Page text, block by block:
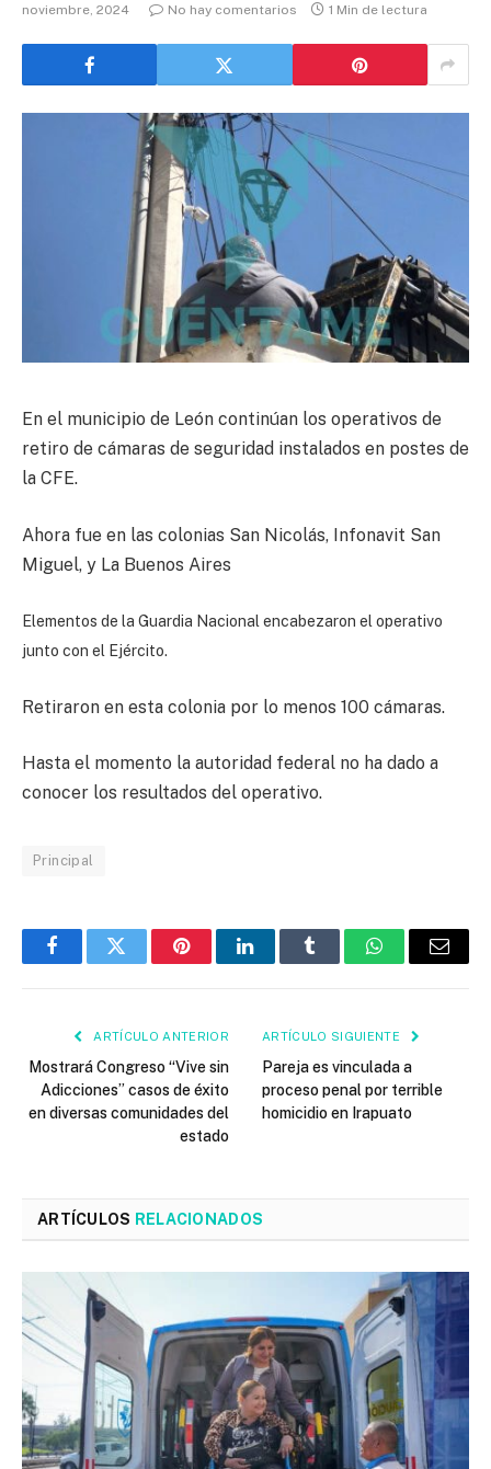
noviembre, 2024 No hay comentarios 1 Min de lectura
En el municipio de León continúan los operativos de
retiro de cámaras de seguridad instalados en postes de
la CFE.
Ahora fue en las colonias San Nicolás, Infonavit San
Miguel, y La Buenos Aires
Elementos de la Guardia Nacional encabezaron el operativo
junto con el Ejército.
Retiraron en esta colonia por lo menos 100 cámaras.
Hasta el momento la autoridad federal no ha dado a
conocer los resultados del operativo.
Principal
FacebookTwitter PinterestLinkedInTumblr WhatsAppEmail
ARTÍCULO ANTERIOR
Mostrará Congreso “Vive sin
Adicciones” casos de éxito
en diversas comunidades del
estado
ARTÍCULO SIGUIENTE
Pareja es vinculada a
proceso penal por terrible
homicidio en Irapuato
ARTÍCULOS RELACIONADOS